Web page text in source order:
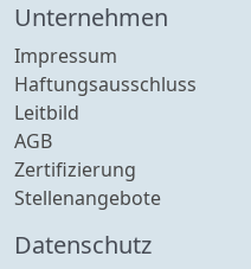
Unternehmen
Impressum
Haftungsausschluss
Leitbild
AGB
Zertifizierung
Stellenangebote
Datenschutz